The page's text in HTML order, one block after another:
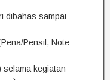
dibahas sampai
Pensil, Note
selama kegiatan